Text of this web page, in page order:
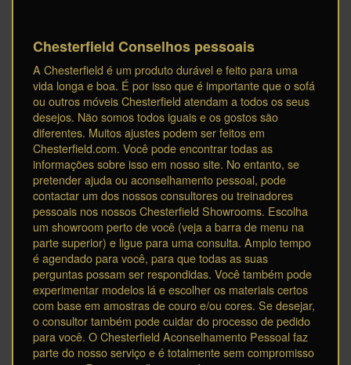
Chesterfield Conselhos pessoais
A Chesterfield é um produto durável e feito para uma
vida longa e boa. É por isso que é importante que o sofá
ou outros móveis Chesterfield atendam a todos os seus
desejos. Não somos todos iguais e os gostos são
diferentes. Muitos ajustes podem ser feitos em
Chesterfield.com. Você pode encontrar todas as
informações sobre isso em nosso site. No entanto, se
pretender ajuda ou aconselhamento pessoal, pode
contactar um dos nossos consultores ou treinadores
pessoais nos nossos Chesterfield Showrooms. Escolha
um showroom perto de você (veja a barra de menu na
parte superior) e ligue para uma consulta. Amplo tempo
é agendado para você, para que todas as suas
perguntas possam ser respondidas. Você também pode
experimentar modelos lá e escolher os materiais certos
com base em amostras de couro e/ou cores. Se desejar,
o consultor também pode cuidar do processo de pedido
para você. O Chesterfield Aconselhamento Pessoal faz
parte do nosso serviço e é totalmente sem compromisso